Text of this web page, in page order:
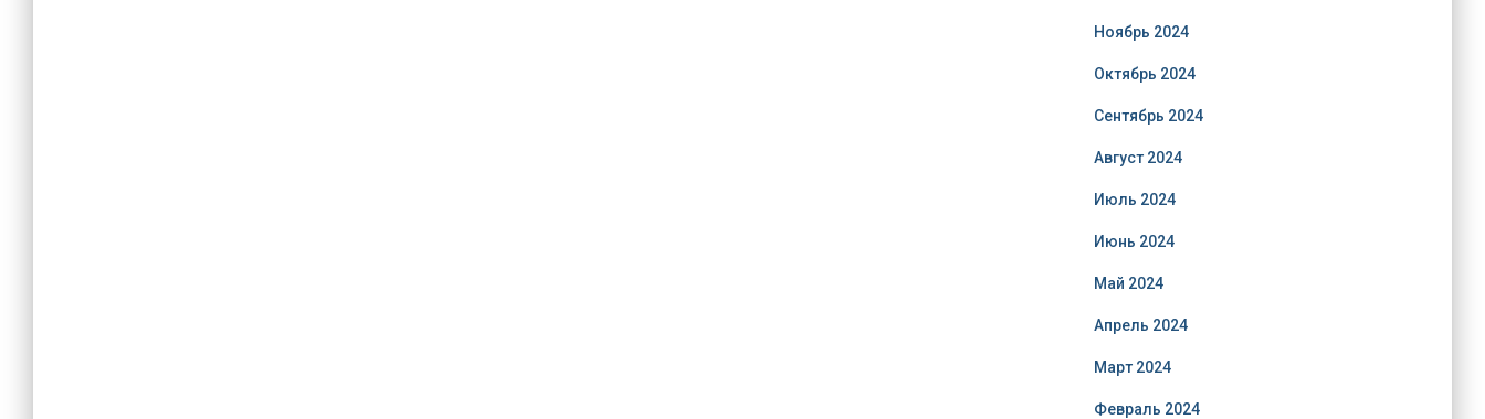
Ноябрь 2024
Октябрь 2024
Сентябрь 2024
Август 2024
Июль 2024
Июнь 2024
Май 2024
Апрель 2024
Март 2024
Февраль 2024